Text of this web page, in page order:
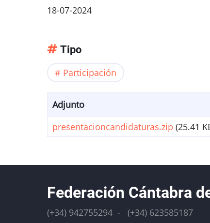
18-07-2024
Tipo
Participación
Adjunto
presentacioncandidaturas.zip (25.41
Federación Cántabra
(+34) 942755294 - (+34) 623585187